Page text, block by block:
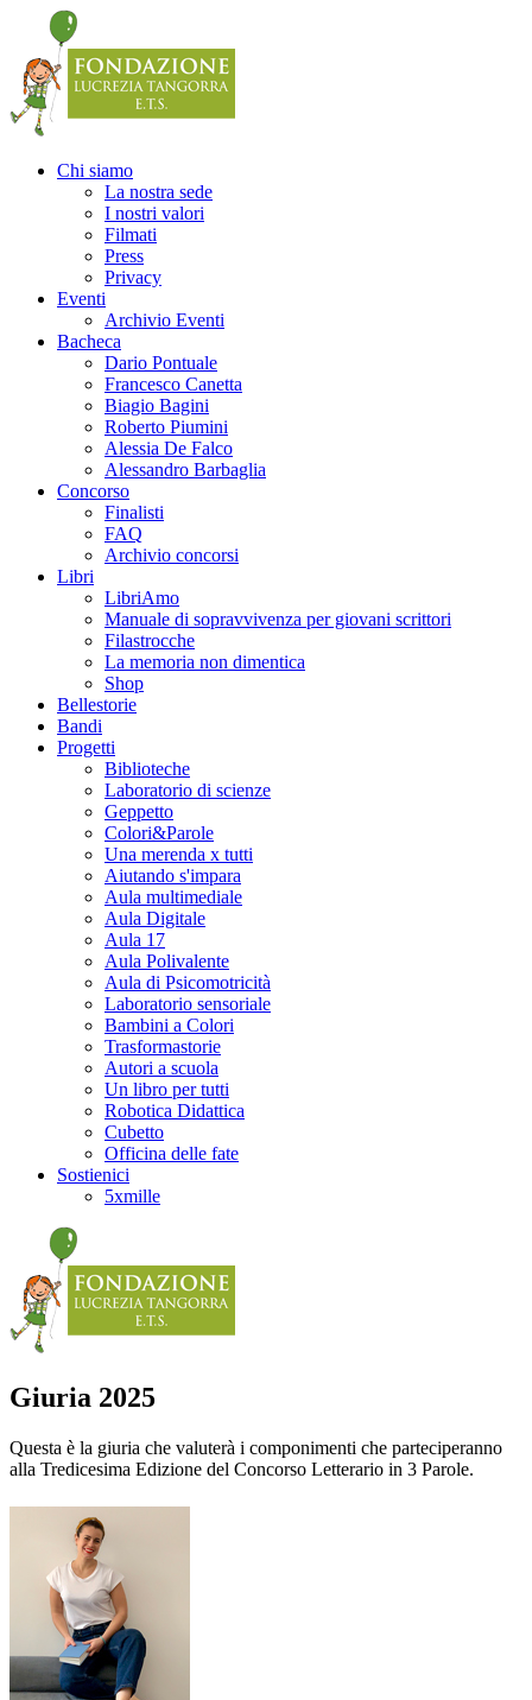
Chi siamo
La nostra sede
I nostri valori
Filmati
Press
Privacy
Eventi
Archivio Eventi
Bacheca
Dario Pontuale
Francesco Canetta
Biagio Bagini
Roberto Piumini
Alessia De Falco
Alessandro Barbaglia
Concorso
Finalisti
FAQ
Archivio concorsi
Libri
LibriAmo
Manuale di sopravvivenza per giovani scrittori
Filastrocche
La memoria non dimentica
Shop
Bellestorie
Bandi
Progetti
Biblioteche
Laboratorio di scienze
Geppetto
Colori&Parole
Una merenda x tutti
Aiutando s'impara
Aula multimediale
Aula Digitale
Aula 17
Aula Polivalente
Aula di Psicomotricità
Laboratorio sensoriale
Bambini a Colori
Trasformastorie
Autori a scuola
Un libro per tutti
Robotica Didattica
Cubetto
Officina delle fate
Sostienici
5xmille
Giuria 2025
Questa è la giuria che valuterà i componimenti che parteciperanno
alla Tredicesima Edizione del Concorso Letterario in 3 Parole.